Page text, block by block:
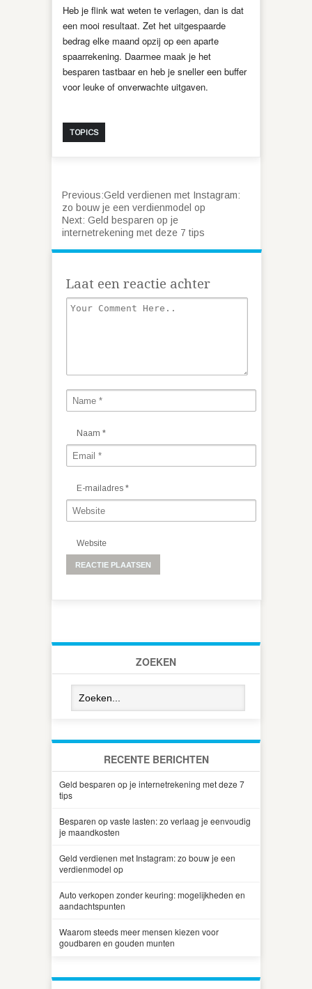
Heb je flink wat weten te verlagen, dan is dat
een mooi resultaat. Zet het uitgespaarde
bedrag elke maand opzij op een aparte
spaarrekening. Daarmee maak je het
besparen tastbaar en heb je sneller een buffer
voor leuke of onverwachte uitgaven.
TOPICS
Previous:Geld verdienen met Instagram:
zo bouw je een verdienmodel op
Next: Geld besparen op je
internetrekening met deze 7 tips
Laat een reactie achter
Naam *
E-mailadres *
Website
ZOEKEN
RECENTE BERICHTEN
Geld besparen op je internetrekening met deze 7
tips
Besparen op vaste lasten: zo verlaag je eenvoudig
je maandkosten
Geld verdienen met Instagram: zo bouw je een
verdienmodel op
Auto verkopen zonder keuring: mogelijkheden en
aandachtspunten
Waarom steeds meer mensen kiezen voor
goudbaren en gouden munten